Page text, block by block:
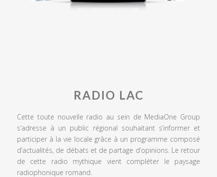
RADIO LAC
Cette toute nouvelle radio au sein de MediaOne Group
s’adresse à un public régional souhaitant s’informer et
participer à la vie locale grâce à un programme composé
d’actualités, de débats et de partage d’opinions. Le retour
de cette radio mythique vient compléter le paysage
radiophonique romand.